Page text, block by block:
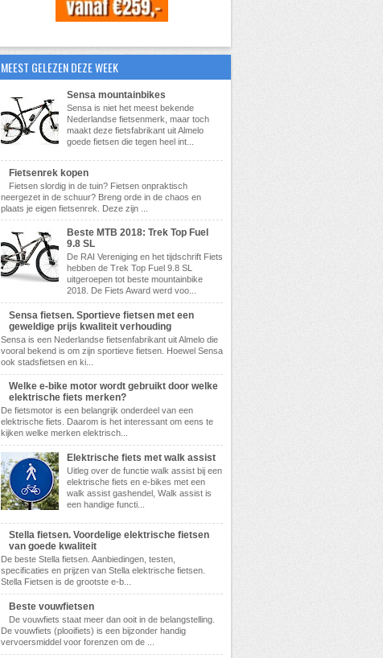
MEEST GELEZEN DEZE WEEK
Sensa mountainbikes
Sensa is niet het meest bekende
Nederlandse fietsenmerk, maar toch
maakt deze fietsfabrikant uit Almelo
goede fietsen die tegen heel int...
Fietsenrek kopen
Fietsen slordig in de tuin? Fietsen onpraktisch
neergezet in de schuur? Breng orde in de chaos en
plaats je eigen fietsenrek. Deze zijn ...
Beste MTB 2018: Trek Top Fuel
9.8 SL
De RAI Vereniging en het tijdschrift Fiets
hebben de Trek Top Fuel 9.8 SL
uitgeroepen tot beste mountainbike
2018. De Fiets Award werd voo...
Sensa fietsen. Sportieve fietsen met een
geweldige prijs kwaliteit verhouding
Sensa is een Nederlandse fietsenfabrikant uit Almelo die
vooral bekend is om zijn sportieve fietsen. Hoewel Sensa
ook stadsfietsen en ki...
Welke e-bike motor wordt gebruikt door welke
elektrische fiets merken?
De fietsmotor is een belangrijk onderdeel van een
elektrische fiets. Daarom is het interessant om eens te
kijken welke merken elektrisch...
Elektrische fiets met walk assist
Uitleg over de functie walk assist bij een
elektrische fiets en e-bikes met een
walk assist gashendel, Walk assist is
een handige functi...
Stella fietsen. Voordelige elektrische fietsen
van goede kwaliteit
De beste Stella fietsen. Aanbiedingen, testen,
specificaties en prijzen van Stella elektrische fietsen.
Stella Fietsen is de grootste e-b...
Beste vouwfietsen
De vouwfiets staat meer dan ooit in de belangstelling.
De vouwfiets (plooifiets) is een bijzonder handig
vervoersmiddel voor forenzen om de ...